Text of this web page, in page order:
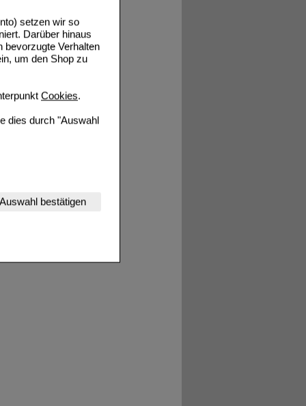
setzen wir so
Darüber hinaus
bevorzugte Verhalten
um den Shop zu
Cookies.
dies durch "Auswahl
Website
werden kann.
(z.B.
Website aber
Daten hierfür
Auswahl bestätigen